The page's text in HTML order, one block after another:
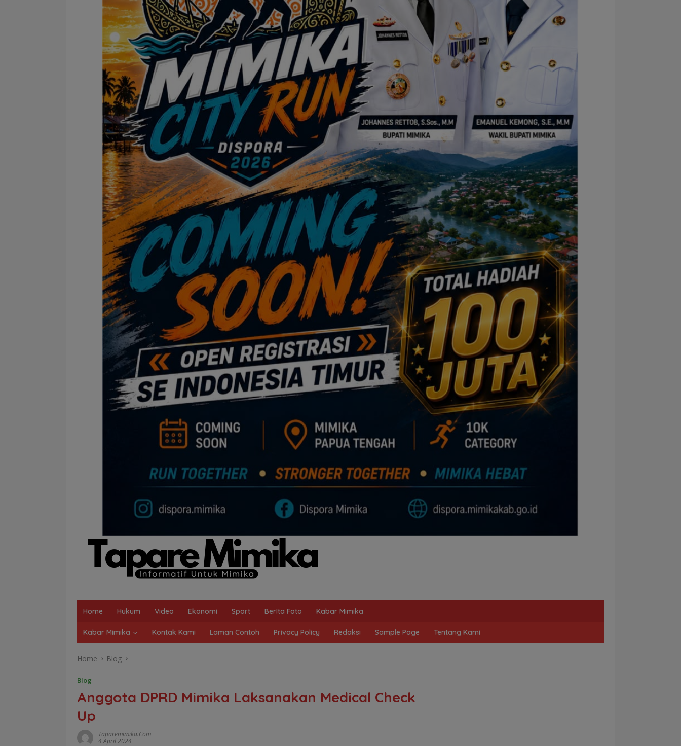
Home Hukum Video Ekonomi Sport BerIta Foto Kabar Mimika
Kabar Mimika Kontak Kami Laman Contoh Privacy Policy Redaksi Sample Page Tentang Kami
Home Blog
Blog
Anggota DPRD Mimika Laksanakan Medical Check
Up
Taparemimika.com
4 April 2024